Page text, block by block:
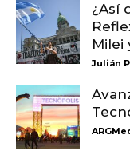
¿Así
Milei
Julián